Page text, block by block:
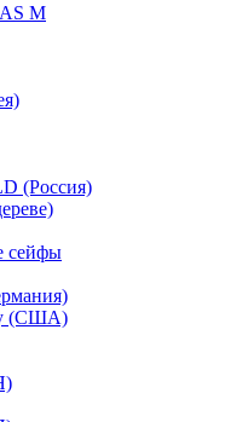
M
(Россия)
сейфы
(США)